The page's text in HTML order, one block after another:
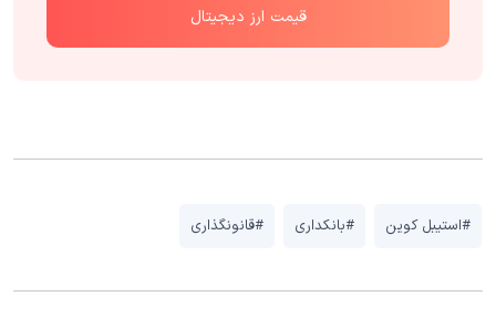
قیمت ارز دیجیتال
#استیبل کوین #بانکداری #قانونگذاری